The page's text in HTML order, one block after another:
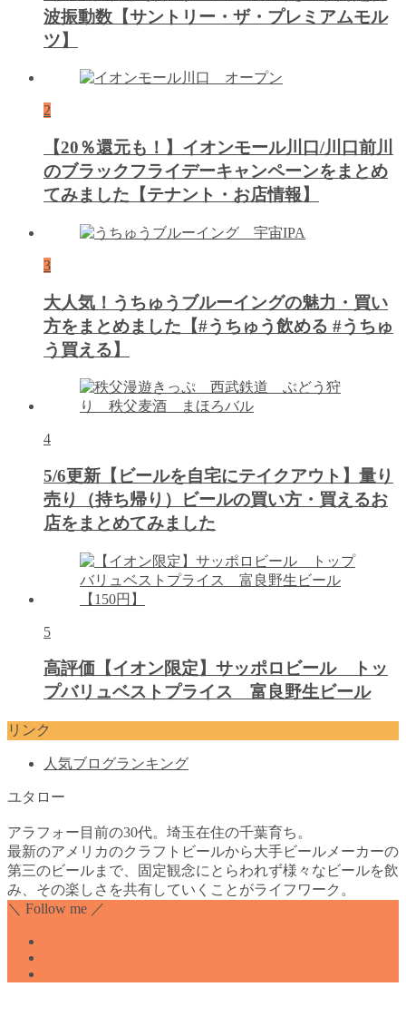
波振動数【サントリー・ザ・プレミアムモル
ツ】
2
【20％還元も！】イオンモール川口/川口前川
のブラックフライデーキャンペーンをまとめ
てみました【テナント・お店情報】
3
大人気！うちゅうブルーイングの魅力・買い
方をまとめました【#うちゅう飲める #うちゅ
う買える】
4
5/6更新【ビールを自宅にテイクアウト】量り
売り（持ち帰り）ビールの買い方・買えるお
店をまとめてみました
5
高評価【イオン限定】サッポロビール トッ
プバリュベストプライス 富良野生ビール
リンク
人気ブログランキング
ユタロー
アラフォー目前の30代。埼玉在住の千葉育ち。
最新のアメリカのクラフトビールから大手ビールメーカーの
第三のビールまで、固定観念にとらわれず様々なビールを飲
み、その楽しさを共有していくことがライフワーク。
＼ Follow me ／